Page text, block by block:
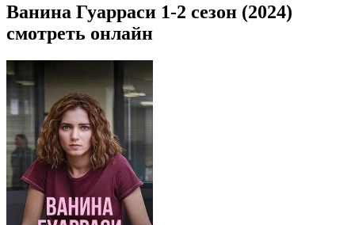
Ванина Гуарраси 1-2 сезон (2024)
смотреть онлайн